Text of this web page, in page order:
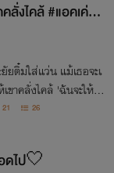
งไคล้ #แอคเค่อ
ยติ๋มใส่แว่น แม้เธอจะเ
ขาคลั่งไคล้ 'ฉันจะให้เงิ
..ฉัน ต่อหน้าไอ้สัดนั่น
21 26
ดไป🤍